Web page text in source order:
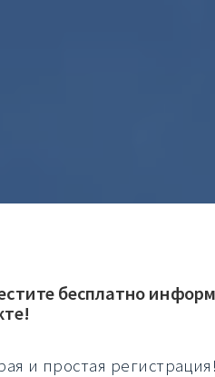
бесплатно
и простая регистрация!